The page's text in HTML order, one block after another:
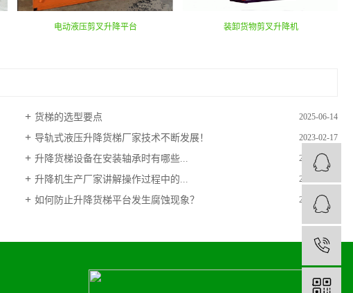
电动液压剪叉升降平台 装卸货物剪叉升降机
货梯的选型要点 2025-06-14
导轨式液压升降货梯厂家技术不断发展！ 2023-02-17
升降货梯设备在安装轴承时有哪些... 2024-04-13
升降机生产厂家讲解操作过程中的... 2023-03-31
如何防止升降货梯平台发生腐蚀现象？ 2023-03-01